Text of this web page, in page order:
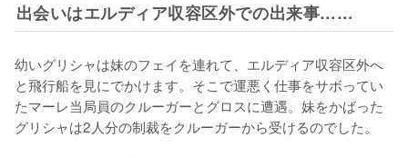
出会いはエルディア収容区外での出来事……
幼いグリシャは妹のフェイを連れて、エルディア収容区外へ
と飛行船を見にでかけます。そこで運悪く仕事をサボってい
たマーレ当局員のクルーガーとグロスに遭遇。妹をかばった
グリシャは2人分の制裁をクルーガーから受けるのでした。